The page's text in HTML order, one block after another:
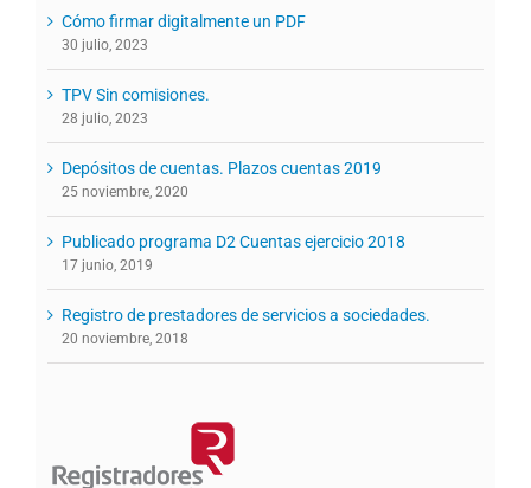
Cómo firmar digitalmente un PDF
30 julio, 2023
TPV Sin comisiones.
28 julio, 2023
Depósitos de cuentas. Plazos cuentas 2019
25 noviembre, 2020
Publicado programa D2 Cuentas ejercicio 2018
17 junio, 2019
Registro de prestadores de servicios a sociedades.
20 noviembre, 2018